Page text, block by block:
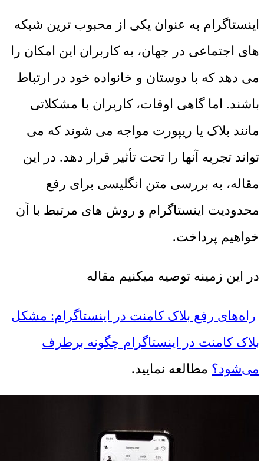
اینستاگرام به عنوان یکی از محبوب ‌ترین شبکه
‌های اجتماعی در جهان، به کاربران این امکان را
می ‌دهد که با دوستان و خانواده خود در ارتباط
باشند. اما گاهی اوقات، کاربران با مشکلاتی
مانند بلاک یا ریپورت مواجه می ‌شوند که می
‌تواند تجربه آنها را تحت تأثیر قرار دهد. در این
مقاله، به بررسی متن انگلیسی برای رفع
محدودیت اینستاگرام و روش ‌های مرتبط با آن
خواهیم پرداخت.
در این زمینه توصیه میکنیم مقاله
راه‌های رفع بلاک کامنت در اینستاگرام: مشکل
بلاک کامنت در اینستاگرام چگونه برطرف
می‌شود؟ مطالعه نمایید.